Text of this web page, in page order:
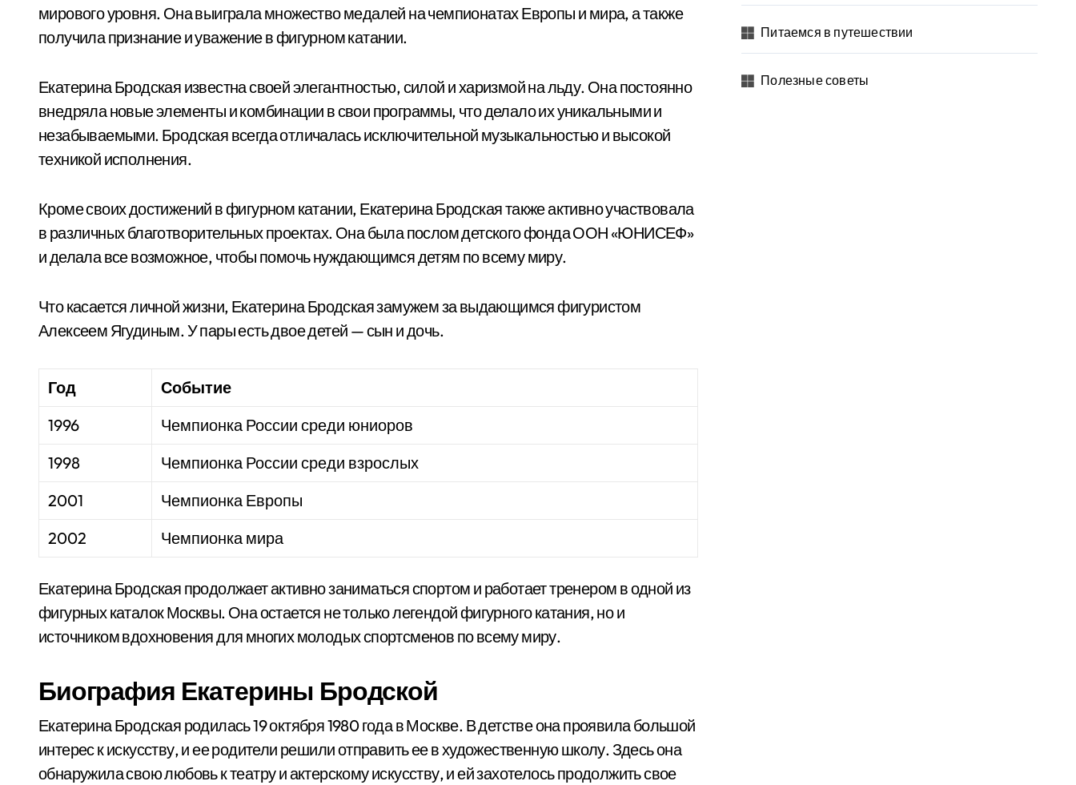
мирового уровня. Она выиграла множество медалей на чемпионатах Европы и мира, а также
получила признание и уважение в фигурном катании.
Екатерина Бродская известна своей элегантностью, силой и харизмой на льду. Она постоянно
внедряла новые элементы и комбинации в свои программы, что делало их уникальными и
незабываемыми. Бродская всегда отличалась исключительной музыкальностью и высокой
техникой исполнения.
Кроме своих достижений в фигурном катании, Екатерина Бродская также активно участвовала
в различных благотворительных проектах. Она была послом детского фонда ООН «ЮНИСЕФ»
и делала все возможное, чтобы помочь нуждающимся детям по всему миру.
Что касается личной жизни, Екатерина Бродская замужем за выдающимся фигуристом
Алексеем Ягудиным. У пары есть двое детей — сын и дочь.
Год
Событие
1996
Чемпионка России среди юниоров
1998
Чемпионка России среди взрослых
2001
Чемпионка Европы
2002
Чемпионка мира
Екатерина Бродская продолжает активно заниматься спортом и работает тренером в одной из
фигурных каталок Москвы. Она остается не только легендой фигурного катания, но и
источником вдохновения для многих молодых спортсменов по всему миру.
Биография Екатерины Бродской
Екатерина Бродская родилась 19 октября 1980 года в Москве. В детстве она проявила большой
интерес к искусству, и ее родители решили отправить ее в художественную школу. Здесь она
обнаружила свою любовь к театру и актерскому искусству, и ей захотелось продолжить свое
Питаемся в путешествии
Полезные советы